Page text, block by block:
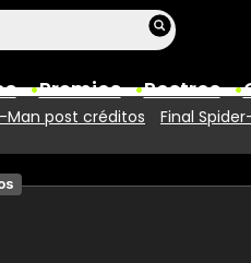
Premios Rostros
Man post créditos Final